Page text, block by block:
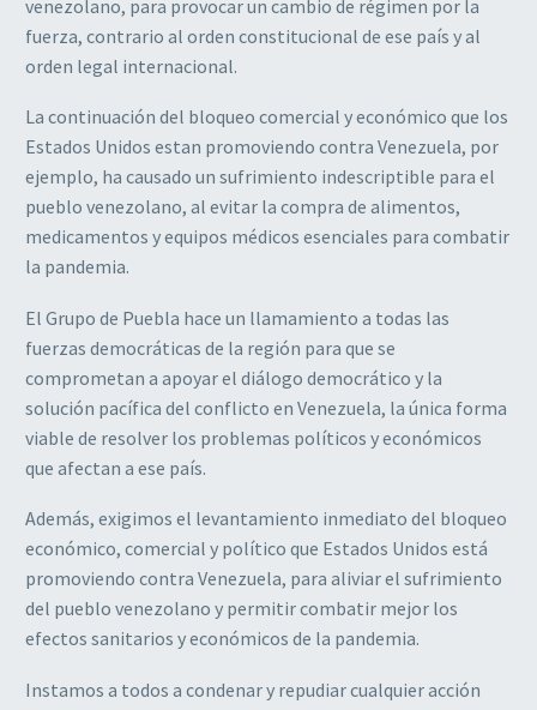
venezolano, para provocar un cambio de régimen por la
fuerza, contrario al orden constitucional de ese país y al
orden legal internacional.
La continuación del bloqueo comercial y económico que los
Estados Unidos estan promoviendo contra Venezuela, por
ejemplo, ha causado un sufrimiento indescriptible para el
pueblo venezolano, al evitar la compra de alimentos,
medicamentos y equipos médicos esenciales para combatir
la pandemia.
El Grupo de Puebla hace un llamamiento a todas las
fuerzas democráticas de la región para que se
comprometan a apoyar el diálogo democrático y la
solución pacífica del conflicto en Venezuela, la única forma
viable de resolver los problemas políticos y económicos
que afectan a ese país.
Además, exigimos el levantamiento inmediato del bloqueo
económico, comercial y político que Estados Unidos está
promoviendo contra Venezuela, para aliviar el sufrimiento
del pueblo venezolano y permitir combatir mejor los
efectos sanitarios y económicos de la pandemia.
Instamos a todos a condenar y repudiar cualquier acción